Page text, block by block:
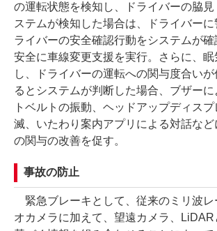
の運転状態を検知し、ドライバーの脇
ステムが検知した場合は、ドライバー
ライバーの安全確認行動をシステムが確
安全に車線変更支援を実行。さらに、
し、ドライバーの運転への関与度合い
るとシステムが判断した場合、ブザー
トベルトの振動、ヘッドアップディス
滅、いたわり案内アプリによる対話な
の関与の改善を促す。
事故の防止
緊急ブレーキとして、従来のミリ波レ
オカメラに加えて、望遠カメラ、LiDAR